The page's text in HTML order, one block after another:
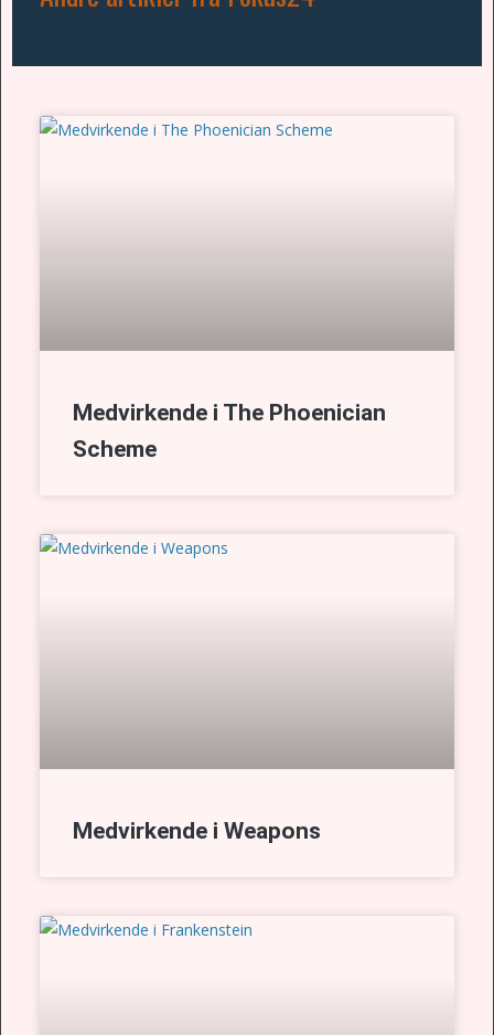
Medvirkende i The Phoenician
Scheme
Medvirkende i Weapons